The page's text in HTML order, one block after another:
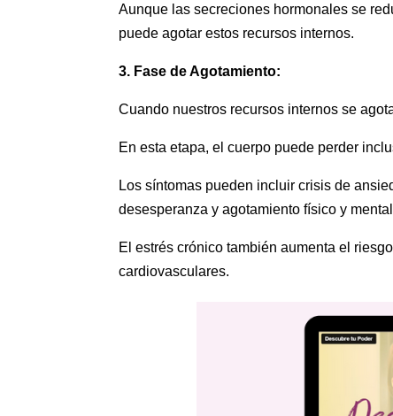
Aunque las secreciones hormonales se
puede agotar estos recursos internos.
3. Fase de Agotamiento:
Cuando nuestros recursos internos se
En esta etapa, el cuerpo puede perder
Los síntomas pueden incluir crisis de
desesperanza y agotamiento físico y
El estrés crónico también aumenta el
cardiovasculares.